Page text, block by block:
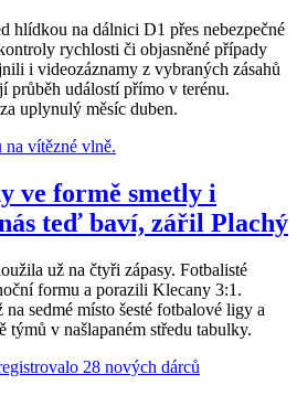
hlídkou na dálnici D1 přes nebezpečné
rychlosti či objasněné případy
i videozáznamy z vybraných zásahů
průběh událostí přímo v terénu.
uplynulý měsíc duben.
ve formě smetly i
teď baví, zářil Plachý
už na čtyři zápasy. Fotbalisté
formu a porazili Klecany 3:1.
sedmé místo šesté fotbalové ligy a
týmů v našlapaném středu tabulky.